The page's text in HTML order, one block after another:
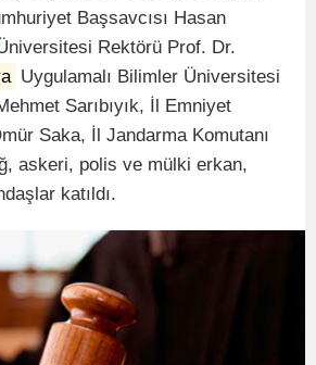
Başsavcısı Hasan
Rektörü Prof. Dr.
Uygulamalı Bilimler Üniversitesi
Sarıbıyık, İl Emniyet
Saka, İl Jandarma Komutanı
askeri, polis ve mülki erkan,
katıldı.